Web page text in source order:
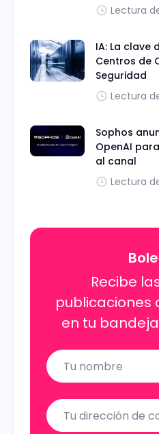
Lectura
IA: La clave
Centros de
Seguridad
Lectura
Sophos
OpenAI
al canal
Lectura
Recibe
en tu
Name
Email